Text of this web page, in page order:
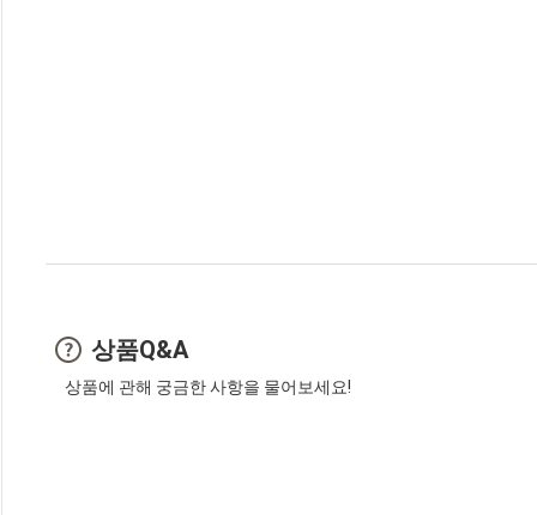
상품Q&A
상품에 관해 궁금한 사항을 물어보세요!